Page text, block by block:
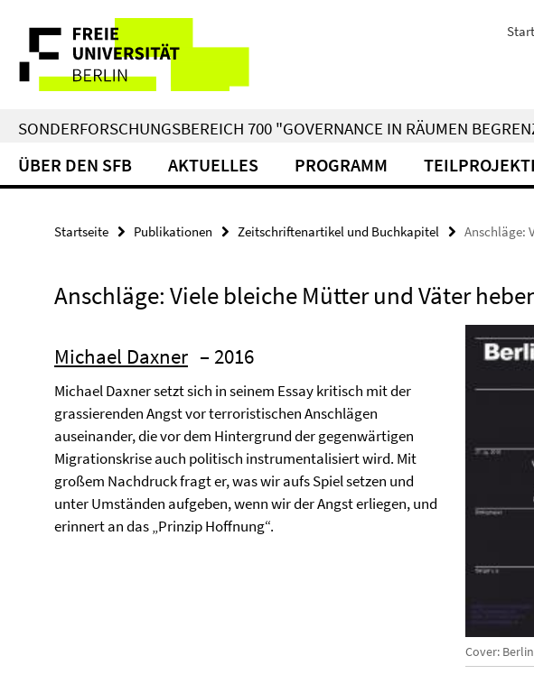
direkt
Inhalt
Service-
Navigation
SONDERFORSCHUNGSBEREICH 700 "GOVERNANCE IN RÄUMEN
ÜBER DEN SFB AKTUELLES PROGRAMM
Startseite Publikationen Zeitschriftenartikel und Buchkapitel Anschläge:
Anschläge: Viele bleiche Mütter und Väter
Cover:
Michael Daxner – 2016
Michael Daxner setzt sich in seinem Essay kritisch mit der
grassierenden Angst vor terroristischen Anschlägen
auseinander, die vor dem Hintergrund der gegenwärtigen
Migrationskrise auch politisch instrumentalisiert wird. Mit
großem Nachdruck fragt er, was wir aufs Spiel setzen und
unter Umständen aufgeben, wenn wir der Angst erliegen, und
erinnert an das „Prinzip Hoffnung“.